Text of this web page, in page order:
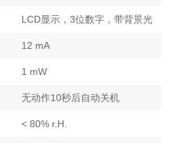
LCD显示，3位数字，带背景光
12 mA
1 mW
无动作10秒后自动关机
< 80% r.H.